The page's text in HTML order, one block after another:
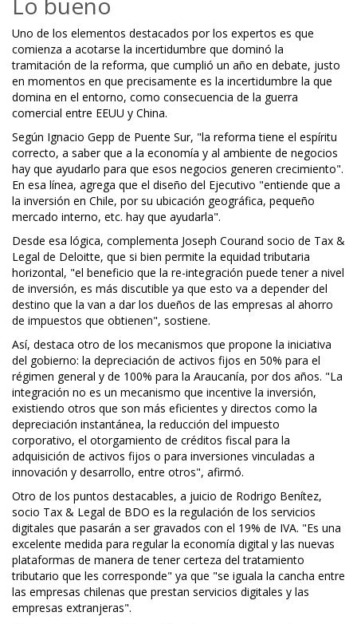
Uno de los elementos destacados por los expertos es que
comienza a acotarse la incertidumbre que dominó la
tramitación de la reforma, que cumplió un año en debate, justo
en momentos en que precisamente es la incertidumbre la que
domina en el entorno, como consecuencia de la guerra
comercial entre EEUU y China.
Según Ignacio Gepp de Puente Sur, "la reforma tiene el espíritu
correcto, a saber que a la economía y al ambiente de negocios
hay que ayudarlo para que esos negocios generen crecimiento".
En esa línea, agrega que el diseño del Ejecutivo "entiende que a
la inversión en Chile, por su ubicación geográfica, pequeño
mercado interno, etc. hay que ayudarla".
Desde esa lógica, complementa Joseph Courand socio de Tax &
Legal de Deloitte, que si bien permite la equidad tributaria
horizontal, "el beneficio que la re-integración puede tener a nivel
de inversión, es más discutible ya que esto va a depender del
destino que la van a dar los dueños de las empresas al ahorro
de impuestos que obtienen", sostiene.
Así, destaca otro de los mecanismos que propone la iniciativa
del gobierno: la depreciación de activos fijos en 50% para el
régimen general y de 100% para la Araucanía, por dos años. "La
integración no es un mecanismo que incentive la inversión,
existiendo otros que son más eficientes y directos como la
depreciación instantánea, la reducción del impuesto
corporativo, el otorgamiento de créditos fiscal para la
adquisición de activos fijos o para inversiones vinculadas a
innovación y desarrollo, entre otros", afirmó.
Otro de los puntos destacables, a juicio de Rodrigo Benítez,
socio Tax & Legal de BDO es la regulación de los servicios
digitales que pasarán a ser gravados con el 19% de IVA. "Es una
excelente medida para regular la economía digital y las nuevas
plataformas de manera de tener certeza del tratamiento
tributario que les corresponde" ya que "se iguala la cancha entre
las empresas chilenas que prestan servicios digitales y las
empresas extranjeras".